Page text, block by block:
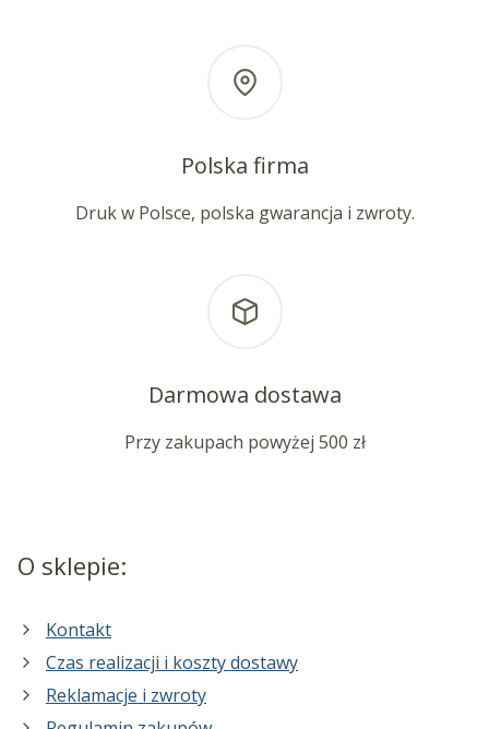
Polska firma
Druk w Polsce, polska gwarancja i zwroty.
Darmowa dostawa
Przy zakupach powyżej 500 zł
O sklepie:
Kontakt
Czas realizacji i koszty dostawy
Reklamacje i zwroty